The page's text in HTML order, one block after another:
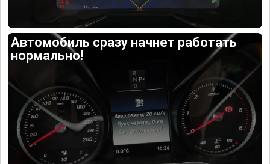
Автомобиль сразу начнет работать
нормально!